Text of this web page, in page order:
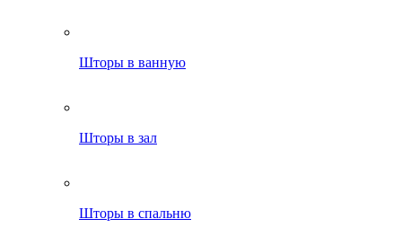
Шторы в ванную
Шторы в зал
Шторы в спальню